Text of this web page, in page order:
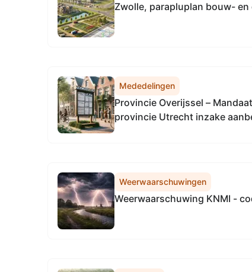
Zwolle, parapluplan bouw-
Mededelingen
Provincie Overijssel –
provincie Utrecht inzake
Weerwaarschuwingen
Weerwaarschuwing KNMI -